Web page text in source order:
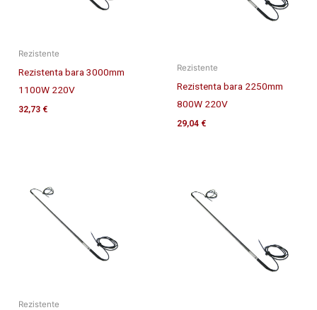
Rezistente
Rezistenta bara 3000mm
1100W 220V
32,73 €
Rezistente
Rezistenta bara 2250mm
800W 220V
29,04 €
Rezistente